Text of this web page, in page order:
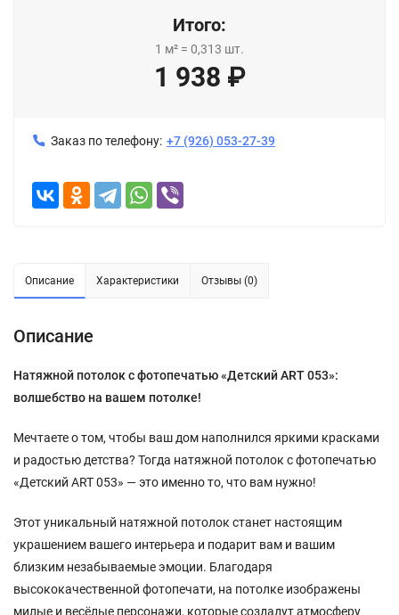
Итого:
1 м² = 0,313 шт.
1 938 ₽
Заказ по телефону: +7 (926) 053-27-39
Описание Характеристики Отзывы (0)
Описание
Натяжной потолок с фотопечатью «Детский ART 053»:
волшебство на вашем потолке!
Мечтаете о том, чтобы ваш дом наполнился яркими красками
и радостью детства? Тогда натяжной потолок с фотопечатью
«Детский ART 053» — это именно то, что вам нужно!
Этот уникальный натяжной потолок станет настоящим
украшением вашего интерьера и подарит вам и вашим
близким незабываемые эмоции. Благодаря
высококачественной фотопечати, на потолке изображены
милые и весёлые персонажи, которые создадут атмосферу